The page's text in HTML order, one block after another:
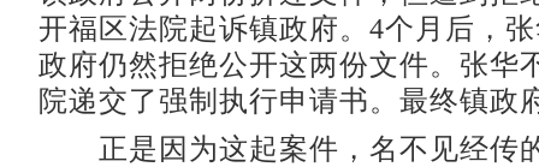
开福区法院起诉镇政府。4个月后，
政府仍然拒绝公开这两份文件。张华
院递交了强制执行申请书。最终镇政
正是因为这起案件，名不见经传